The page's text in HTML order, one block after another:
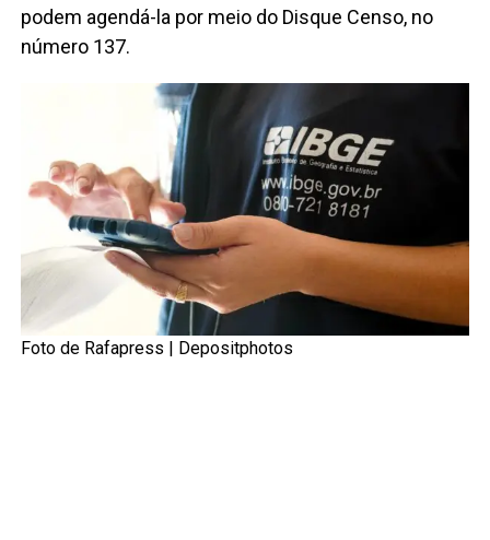
podem agendá-la por meio do Disque Censo, no
número 137.
Foto de Rafapress | Depositphotos